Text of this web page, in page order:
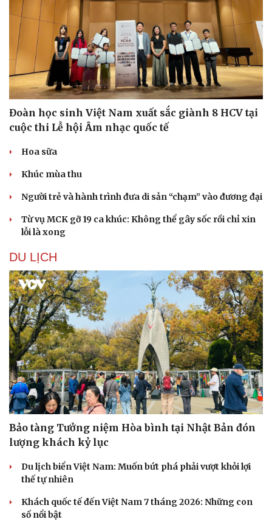
Văn hóa
Sân khấu - Điện ảnh
Âm nhạc
Sao Việt
Đoàn học sinh Việt Nam xuất sắc giành 8 HCV tại
cuộc thi Lễ hội Âm nhạc quốc tế
Hoa sữa
Khúc mùa thu
Người trẻ và hành trình đưa di sản “chạm” vào đương đại
Từ vụ MCK gỡ 19 ca khúc: Không thể gây sốc rồi chỉ xin
lỗi là xong
DU LỊCH
Bảo tàng Tưởng niệm Hòa bình tại Nhật Bản đón
lượng khách kỷ lục
Du lịch biển Việt Nam: Muốn bứt phá phải vượt khỏi lợi
thế tự nhiên
Khách quốc tế đến Việt Nam 7 tháng 2026: Những con
số nổi bật